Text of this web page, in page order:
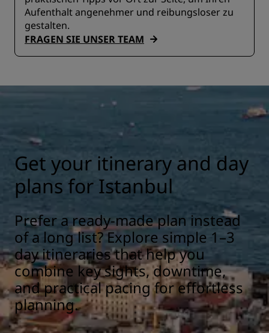
Aufenthalt angenehmer und reibungsloser zu
gestalten.
FRAGEN SIE UNSER TEAM
Get your itinerary and day
plans for Istanbul
Prefer a ready-made plan instead
of a long list? Explore simple 1–3
day itineraries that help you
combine key sights, downtime,
and practical pacing for effortless
planning.